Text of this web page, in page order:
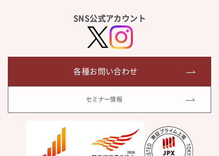
SNS公式アカウント
各種お問い合わせ
セミナー情報